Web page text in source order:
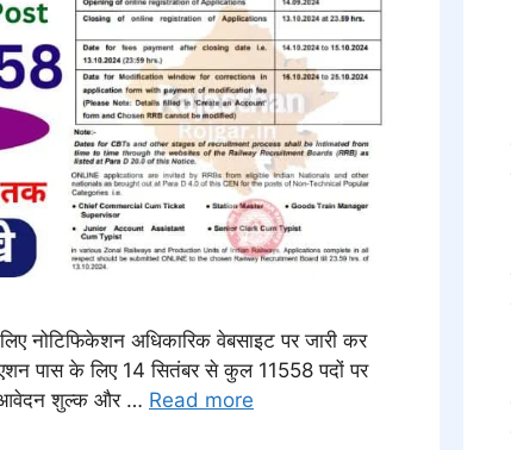
लिए नोटिफिकेशन अधिकारिक वेबसाइट पर जारी कर
पास के लिए 14 सितंबर से कुल 11558 पदों पर
आवेदन शुल्क और … Read more